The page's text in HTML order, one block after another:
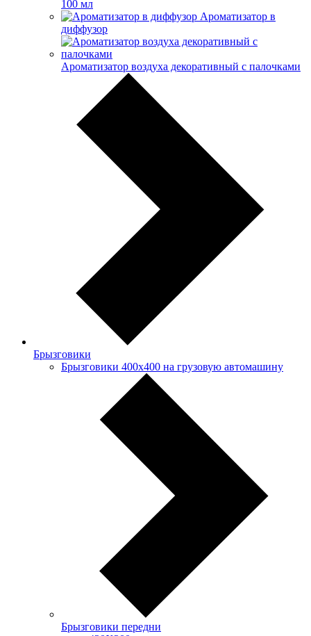
100 мл
Ароматизатор в
диффузор
Ароматизатор воздуха декоративный с палочками
Брызговики
Брызговики 400х400 на грузовую автомашину
Брызговики передни